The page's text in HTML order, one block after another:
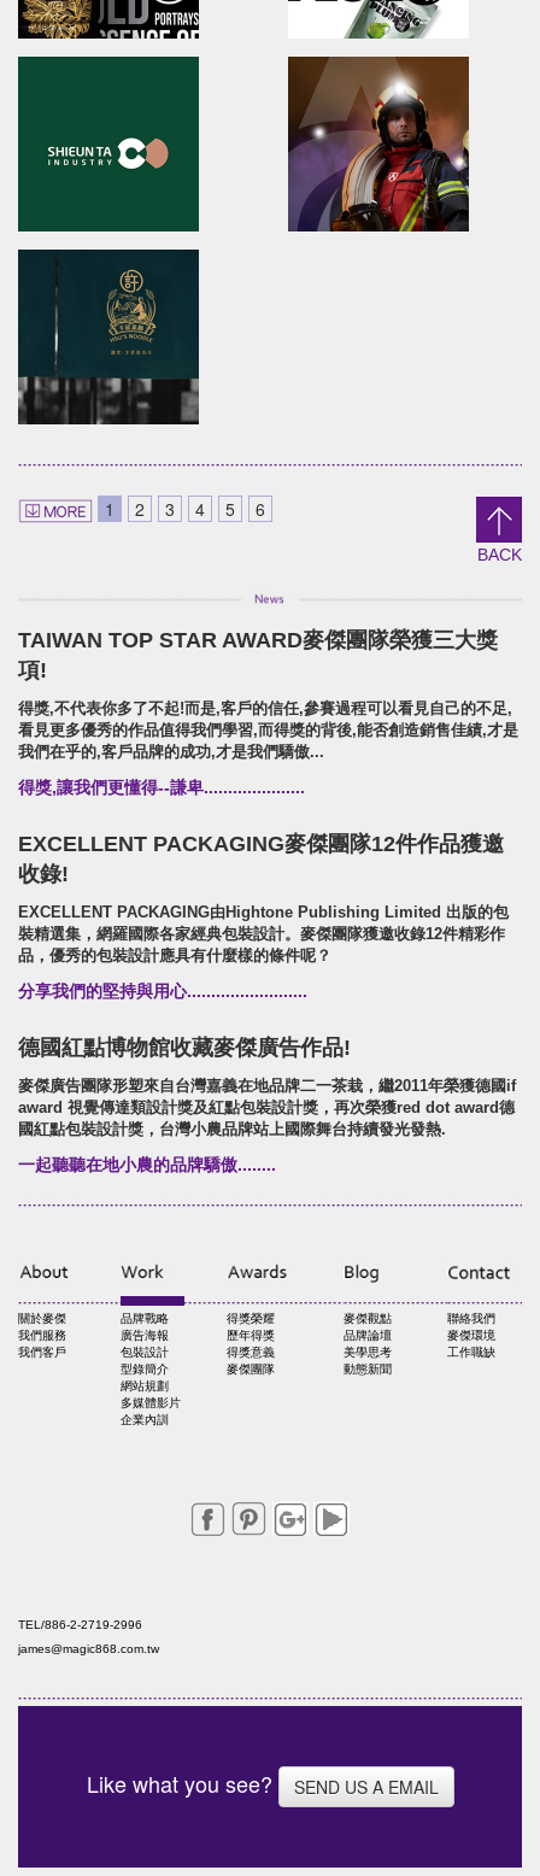
舊振南/品牌識別規範手冊/品牌系統規劃
Anko
brand identity/logo design/
安口食品機械/品牌識別/包裝設計/
YUAN LIN FOOD
brand identity/logo
design/packaging/Digital Marketing
員林食品百年仙草/品牌形象識別/包裝設計/展覽
形象
Shieun_Ta
brand identity/logo design/packaging
上森實業/品牌識別/包裝設計/行銷規範
SUPER ARMOR
開廣集團/SUPER ARMOR/品牌
許家麵線/品牌形象識別/包裝設計/行銷策略
1 2 3 4 5 6
BACK
TAIWAN TOP STAR AWARD麥傑團隊榮獲三大獎
項!
得獎,不代表你多了不起!而是,客戶的信任,參賽過程可以看見自己的不足,
看見更多優秀的作品值得我們學習,而得獎的背後,能否創造銷售佳績,才是
我們在乎的,客戶品牌的成功,才是我們驕傲...
得獎,讓我們更懂得--謙卑.....................
EXCELLENT PACKAGING麥傑團隊12件作品獲邀
收錄!
EXCELLENT PACKAGING由Hightone Publishing Limited 出版的包
裝精選集，網羅國際各家經典包裝設計。麥傑團隊獲邀收錄12件精彩作
品，優秀的包裝設計應具有什麼樣的條件呢？
分享我們的堅持與用心.........................
德國紅點博物館收藏麥傑廣告作品!
麥傑廣告團隊形塑來自台灣嘉義在地品牌二一茶栽，繼2011年榮獲德國if
award 視覺傳達類設計獎及紅點包裝設計獎，再次榮獲red dot award德
國紅點包裝設計獎，台灣小農品牌站上國際舞台持續發光發熱.
一起聽聽在地小農的品牌驕傲........
關於麥傑
我們服務
我們客戶
品牌戰略
廣告海報
包裝設計
型錄簡介
網站規劃
多媒體影片
企業內訓
得獎榮耀
歷年得獎
得獎意義
麥傑團隊
麥傑觀點
品牌論壇
美學思考
動態新聞
聯絡我們
麥傑環境
工作職缺
TEL/886-2-2719-2996
james@magic868.com.tw
Like what you see? SEND US A EMAIL